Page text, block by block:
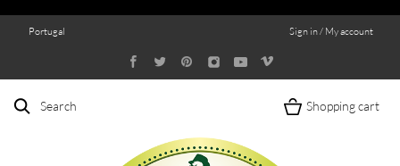
Sign in / My account
Portugal
Search Shopping cart